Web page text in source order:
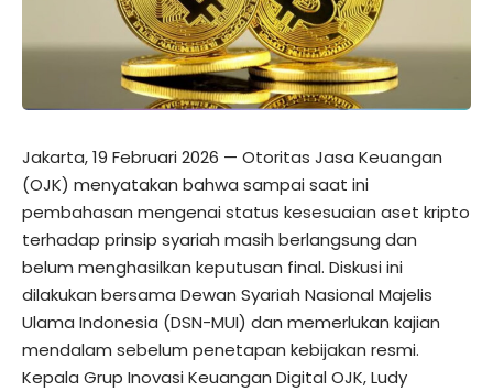
Jakarta, 19 Februari 2026 — Otoritas Jasa Keuangan
(OJK) menyatakan bahwa sampai saat ini
pembahasan mengenai status kesesuaian aset kripto
terhadap prinsip syariah masih berlangsung dan
belum menghasilkan keputusan final. Diskusi ini
dilakukan bersama Dewan Syariah Nasional Majelis
Ulama Indonesia (DSN-MUI) dan memerlukan kajian
mendalam sebelum penetapan kebijakan resmi.
Kepala Grup Inovasi Keuangan Digital OJK, Ludy